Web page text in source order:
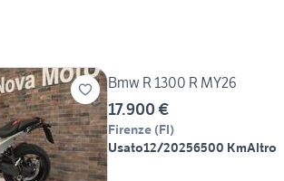
Bmw R 1300 R MY26
17.900 €
Firenze (FI)
Usato12/20256500 KmAltro